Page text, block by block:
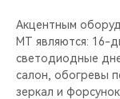
Акцентным
MT являются: 16-
светодиодные
салон, обогревы
зеркал и